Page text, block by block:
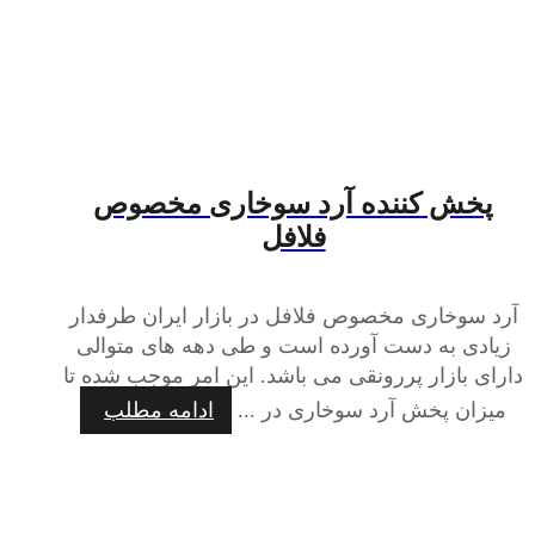
پخش کننده آرد سوخاری مخصوص
فلافل
آرد سوخاری مخصوص فلافل در بازار ایران طرفدار
زیادی به دست آورده است و طی دهه های متوالی
دارای بازار پررونقی می باشد. این امر موجب شده تا
میزان پخش آرد سوخاری در ...
ادامه مطلب